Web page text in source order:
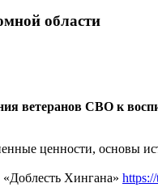
области
ветеранов СВО к
ценности, основы
Хингана»